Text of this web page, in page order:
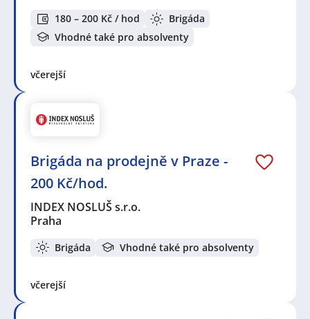
180 – 200 Kč / hod
Brigáda
Vhodné také pro absolventy
včerejší
Brigáda na prodejně v Praze -
200 Kč/hod.
INDEX NOSLUŠ s.r.o.
Praha
Brigáda Vhodné také pro absolventy
včerejší